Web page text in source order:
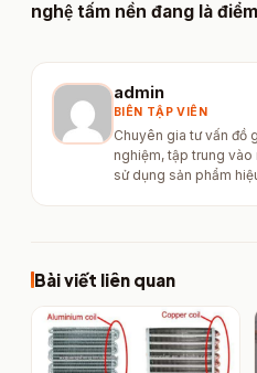
nghệ tấm nền đang là
admin
BIÊN TẬP VIÊN
Chuyên gia tư vấn đồ
nghiệm, tập trung
sử dụng sản phẩm
Bài viết liên quan